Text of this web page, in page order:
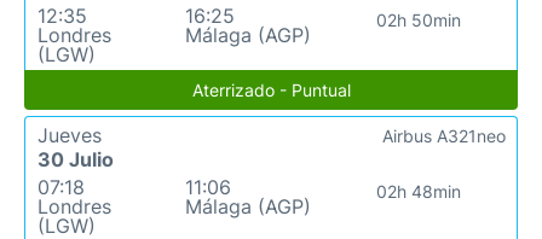
12:35
Londres
(LGW)
16:25
Málaga (AGP)
02h 50min
Aterrizado - Puntual
Jueves
30 Julio
07:18
Londres
(LGW)
11:06
Málaga (AGP)
02h 48min
Airbus A321neo